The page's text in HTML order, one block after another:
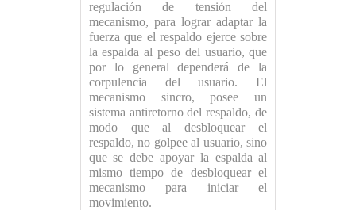
regulación de tensión del
mecanismo, para lograr adaptar la
fuerza que el respaldo ejerce sobre
la espalda al peso del usuario, que
por lo general dependerá de la
corpulencia del usuario. El
mecanismo sincro, posee un
sistema antiretorno del respaldo, de
modo que al desbloquear el
respaldo, no golpee al usuario, sino
que se debe apoyar la espalda al
mismo tiempo de desbloquear el
mecanismo para iniciar el
movimiento.